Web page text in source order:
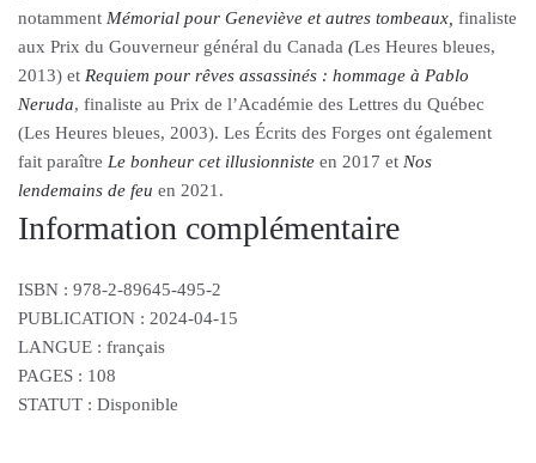
notamment Mémorial pour Geneviève et autres tombeaux finaliste
aux Prix du Gouverneur général du Canada (Les Heures bleues,
2013) et Requiem pour rêves assassinés : hommage à Pablo
Neruda, finaliste au Prix de l’Académie des Lettres du Québec
(Les Heures bleues, 2003). Les Écrits des Forges ont également
fait paraître Le bonheur cet illusionniste en 2017 et Nos
lendemains de feu en 2021.
Information complémentaire
ISBN : 978-2-89645-495-2
PUBLICATION : 2024-04-15
LANGUE : français
PAGES : 108
STATUT : Disponible